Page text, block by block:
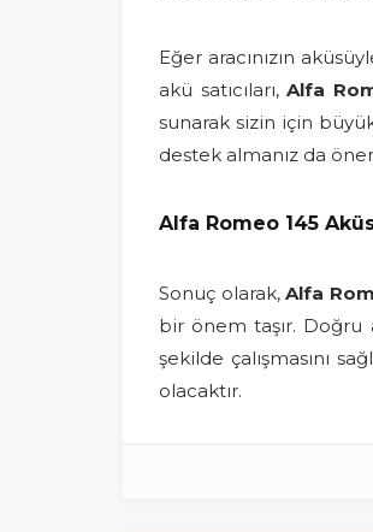
Eğer aracınızın
akü satıcıları,Alfa
sunarak sizin için
destek almanız da
Alfa Romeo 145
Sonuç olarak,Alfa
bir önem taşır. Doğru
şekilde çalışmasını
olacaktır.